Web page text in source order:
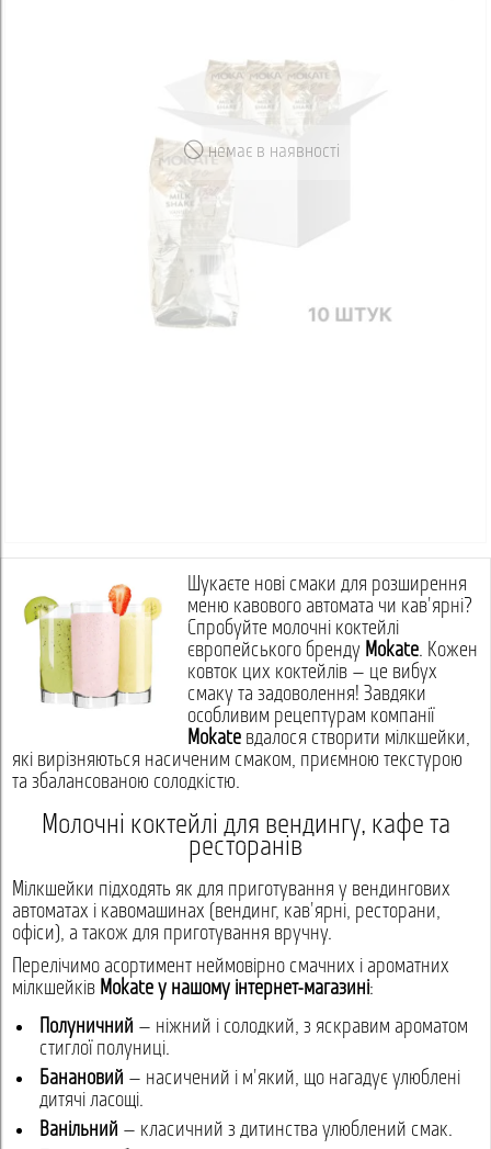
немає в наявності
Шукаєте нові смаки для розширення
меню кавового автомата чи кав'ярні?
Спробуйте молочні коктейлі
європейського бренду Mokate. Кожен
ковток цих коктейлів — це вибух
смаку та задоволення! Завдяки
особливим рецептурам компанії
Mokate вдалося створити мілкшейки,
які вирізняються насиченим смаком, приємною текстурою
та збалансованою солодкістю.
Молочні коктейлі для вендингу, кафе та
ресторанів
Мілкшейки підходять як для приготування у вендингових
автоматах і кавомашинах (вендинг, кав'ярні, ресторани,
офіси), а також для приготування вручну.
Перелічимо асортимент неймовірно смачних і ароматних
мілкшейків Mokate у нашому інтернет-магазині:
Полуничний — ніжний і солодкий, з яскравим ароматом
стиглої полуниці.
Банановий — насичений і м'який, що нагадує улюблені
дитячі ласощі.
Ванільний — класичний з дитинства улюблений смак.